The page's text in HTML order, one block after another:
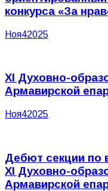
конкурса «За
Ноя42025
XI Духовно-
Армавирской
Ноя42025
Дебют секции по
XI Духовно-
Армавирской